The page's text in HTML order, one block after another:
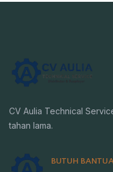
CV Aulia Technical
tahan lama.
BUTUH